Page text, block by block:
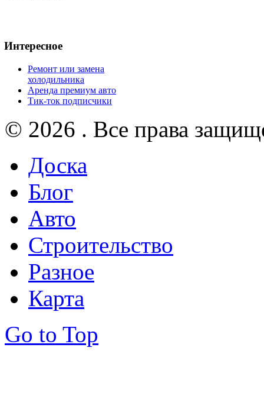
Интересное
Ремонт или замена
холодильника
Аренда премиум авто
Тик-ток подписчики
© 2026 . Все права
Доска
Блог
Авто
Строительство
Разное
Карта
Go to Top